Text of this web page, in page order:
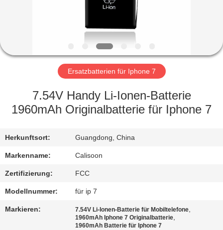
ÜBER
UNS
FABRIK
TOUR
QUALITÄTSKONTROLLE
REFERENZEN
Ersatzbatterien für Iphone 7
7.54V Handy Li-Ionen-Batterie
1960mAh Originalbatterie für Iphone 7
Herkunftsort: Guangdong, China
Markenname: Calisoon
Zertifizierung: FCC
Modellnummer: für ip 7
Markieren: 7.54V Li-Ionen-Batterie für Mobiltelefone,
1960mAh Iphone 7 Originalbatterie,
1960mAh Batterie für Iphone 7